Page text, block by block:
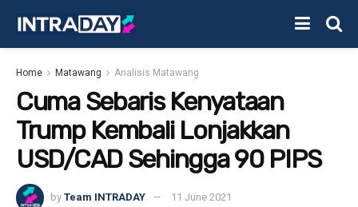
Home Matawang Analisis Matawang
Cuma Sebaris Kenyataan
Trump Kembali Lonjakkan
USD/CAD Sehingga 90 PIPS
by Team INTRADAY 11 June 2021